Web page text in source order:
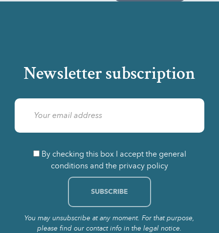
Newsletter subscription
By checking this box I accept the general
conditions and the privacy policy
You may unsubscribe at any moment. For that purpose,
please find our contact info in the legal notice.